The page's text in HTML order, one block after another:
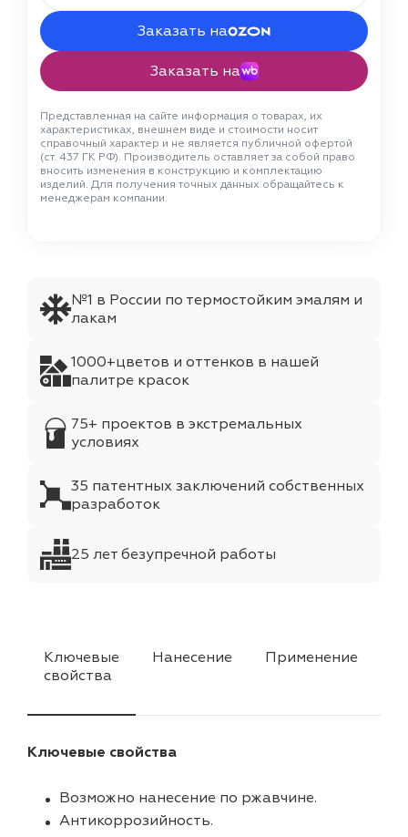
Заказать на
Заказать на
Представленная на сайте информация о товарах, их
характеристиках, внешнем виде и стоимости носит
справочный характер и не является публичной офертой
(ст. 437 ГК РФ). Производитель оставляет за собой право
вносить изменения в конструкцию и комплектацию
изделий. Для получения точных данных обращайтесь к
менеджерам компании.
№1 в России по термостойким эмалям и
лакам
1000+цветов и оттенков в нашей
палитре красок
75+ проектов в экстремальных
условиях
35 патентных заключений собственных
разработок
25 лет безупречной работы
Ключевые
свойства
Нанесение Применение
Ключевые свойства
Возможно нанесение по ржавчине.
Антикоррозийность.